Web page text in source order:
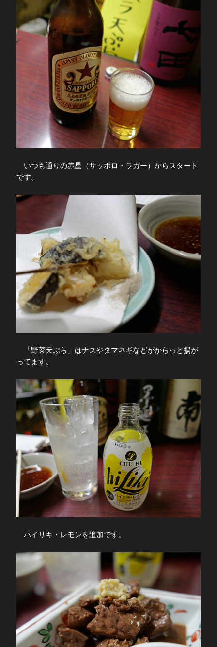
いつも通りの赤星（サッポロ・ラガー）からスタート
です。
「野菜天ぷら」はナスやタマネギなどがからっと揚が
ってます。
ハイリキ・レモンを追加です。